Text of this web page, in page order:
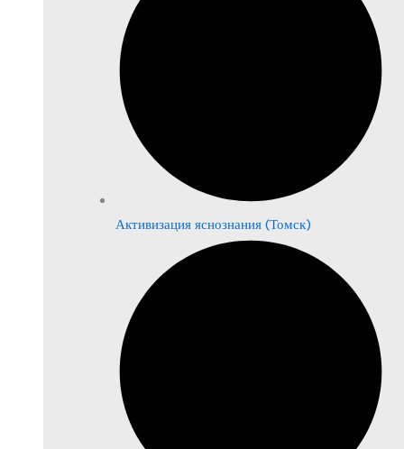
Активизация яснознания (Томск)